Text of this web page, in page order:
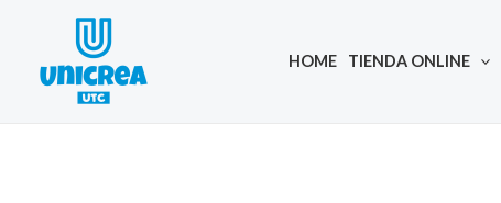
content
HOME TIENDA ONLINE